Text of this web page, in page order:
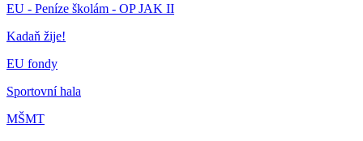
EU - Peníze školám - OP JAK II
Kadaň žije!
EU fondy
Sportovní hala
MŠMT